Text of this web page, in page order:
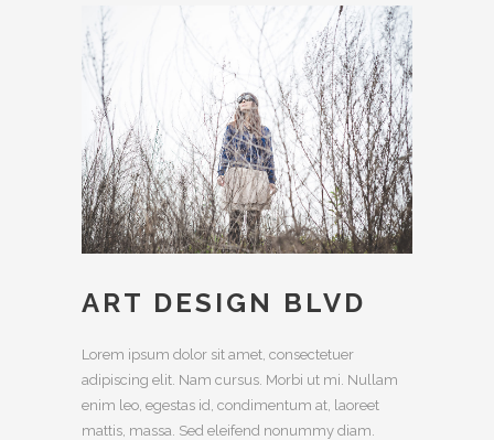
ART DESIGN BLVD
Lorem ipsum dolor sit amet, consectetuer
adipiscing elit. Nam cursus. Morbi ut mi. Nullam
enim leo, egestas id, condimentum at, laoreet
mattis, massa. Sed eleifend nonummy diam.